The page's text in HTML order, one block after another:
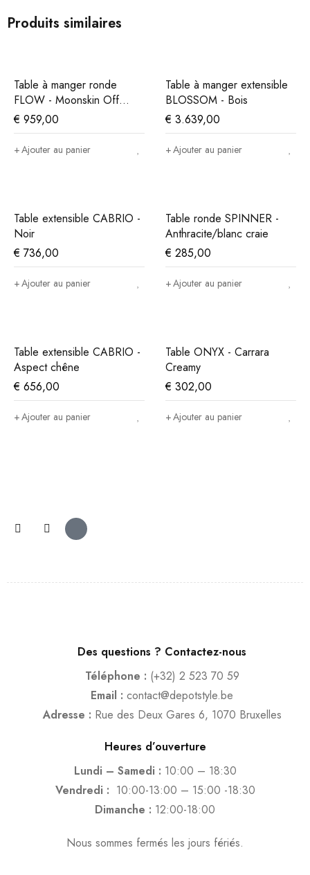
Produits similaires
Table à manger ronde
FLOW - Moonskin Off
White
€ 959,00
Ajouter au panier
Table à manger extensible
BLOSSOM - Bois
€ 3.639,00
Ajouter au panier
Table extensible CABRIO -
Noir
€ 736,00
Ajouter au panier
Table ronde SPINNER -
Anthracite/blanc craie
€ 285,00
Ajouter au panier
Table extensible CABRIO -
Aspect chêne
€ 656,00
Ajouter au panier
Table ONYX - Carrara
Creamy
€ 302,00
Ajouter au panier
Des questions ? Contactez-nous
Téléphone : (+32) 2 523 70 59
Email : contact@depotstyle.be
Adresse : Rue des Deux Gares 6, 1070 Bruxelles
Heures d’ouverture
Lundi – Samedi : 10:00 – 18:30
Vendredi : 10:00-13:00 – 15:00 -18:30
Dimanche : 12:00-18:00
Nous sommes fermés les jours fériés.